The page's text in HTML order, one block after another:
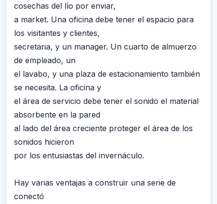
cosechas del lío por enviar,
a market. Una oficina debe tener el espacio para
los visitantes y clientes,
secretaria, y un manager. Un cuarto de almuerzo
de empleado, un
el lavabo, y una plaza de estacionamiento también
se necesita. La oficina y
el área de servicio debe tener el sonido el material
absorbente en la pared
al lado del área creciente proteger el área de los
sonidos hicieron
por los entusiastas del invernáculo.
Hay varias ventajas a construir una serie de
conectó